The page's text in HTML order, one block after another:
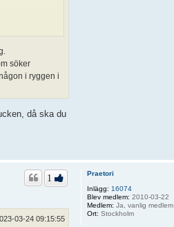
söker
i ryggen i
då ska du
Praetori
Inlägg: 16074
Blev medlem: 2010-03-22
Medlem: Ja, vanlig medlem
Ort: Stockholm
1
03-24 09:15:55